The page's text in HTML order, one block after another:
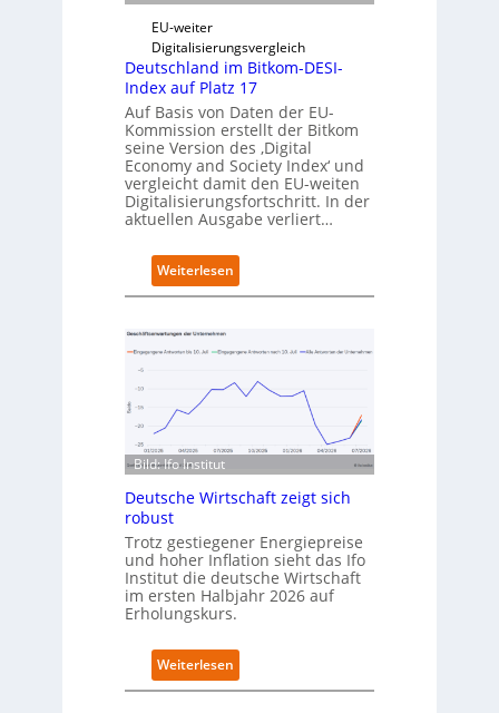
r
t
s
e
r
ö
f
f
n
e
n
e
u
C
a
m
s
EU-weiter
Digitalisierungsvergleich
Deutschland im Bitkom-DESI-
Index auf Platz 17
Auf Basis von Daten der EU-
Kommission erstellt der Bitkom
seine Version des ‚Digital
Economy and Society Index‘ und
vergleicht damit den EU-weiten
Digitalisierungsfortschritt. In der
aktuellen Ausgabe verliert…
Weiterlesen:
D
t
c
a
i
B
i
t
k
m
-
D
Bild: Ifo Institut
Deutsche Wirtschaft zeigt sich
robust
Trotz gestiegener Energiepreise
und hoher Inflation sieht das Ifo
Institut die deutsche Wirtschaft
im ersten Halbjahr 2026 auf
Erholungskurs.
Weiterlesen:
D